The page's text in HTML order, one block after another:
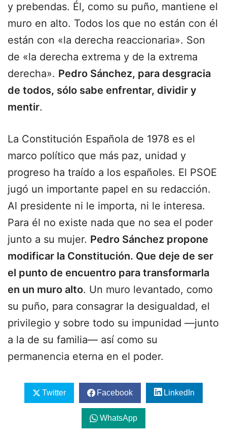
y prebendas. Él, como su puño, mantiene el
muro en alto. Todos los que no están con él
están con «la derecha reaccionaria». Son
de «la derecha extrema y de la extrema
derecha». Pedro Sánchez, para desgracia
de todos, sólo sabe enfrentar, dividir y
mentir.
La Constitución Española de 1978 es el
marco político que más paz, unidad y
progreso ha traído a los españoles. El PSOE
jugó un importante papel en su redacción.
Al presidente ni le importa, ni le interesa.
Para él no existe nada que no sea el poder
junto a su mujer. Pedro Sánchez propone
modificar la Constitución. Que deje de ser
el punto de encuentro para transformarla
en un muro alto. Un muro levantado, como
su puño, para consagrar la desigualdad, el
privilegio y sobre todo su impunidad —junto
a la de su familia— así como su
permanencia eterna en el poder.
Twitter Facebook LinkedIn
WhatsApp